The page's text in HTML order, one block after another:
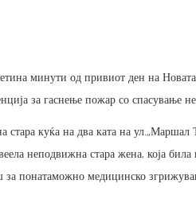
минути од привиот ден на
за гаснење пожар со спасување
стара куќа на два ката на
неподвижна стара жена, која била
понатаможно медицинско